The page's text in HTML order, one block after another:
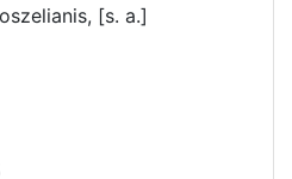
[s. a.]